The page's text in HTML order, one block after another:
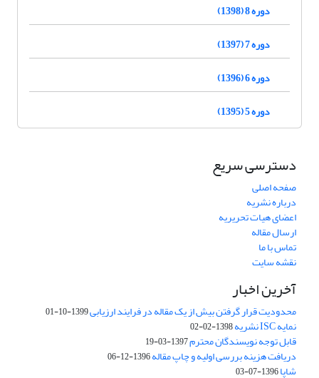
دوره 8 (1398)
دوره 7 (1397)
دوره 6 (1396)
دوره 5 (1395)
دسترسی سریع
صفحه اصلی
درباره نشریه
اعضای هیات تحریریه
ارسال مقاله
تماس با ما
نقشه سایت
آخرین اخبار
محدودیت قرار گرفتن بیش از یک مقاله در فرایند ارزیابی1399-10-01
نمایه ISC نشریه 1398-02-02
قابل توجه نویسندگان محترم1397-03-19
دریافت هزینه بررسی اولیه و چاپ مقاله1396-12-06
شاپا1396-07-03